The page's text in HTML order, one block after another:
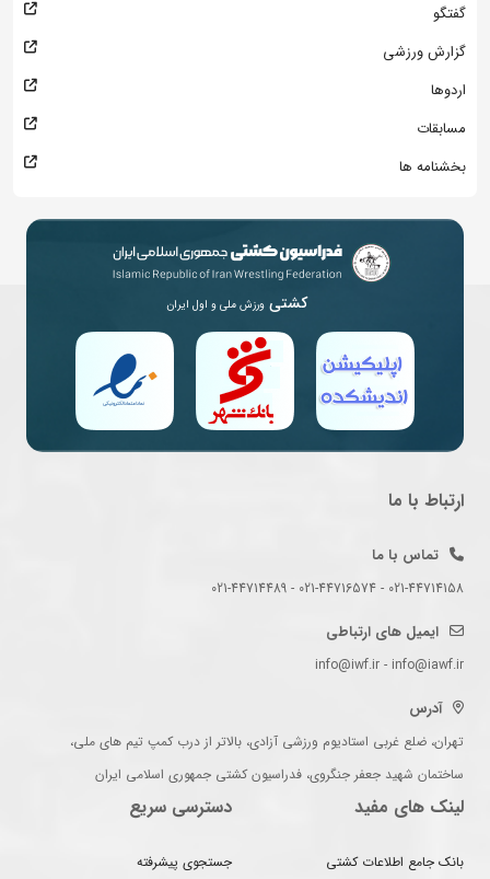
گفتگو
گزارش ورزشی
اردوها
مسابقات
بخشنامه ها
کشتی ورزش ملی و اول ایران
ارتباط با ما
تماس با ما
021-44714158 - 021-44716574 - 021-44714489
ایمیل های ارتباطی
info@iwf.ir - info@iawf.ir
آدرس
تهران، ضلع غربی استادیوم ورزشی آزادی، بالاتر از درب کمپ تیم های ملی،
ساختمان شهید جعفر جنگروی، فدراسیون کشتی جمهوری اسلامی ایران
لینک های مفید
بانک جامع اطلاعات کشتی
دسترسی سریع
جستجوی پیشرفته